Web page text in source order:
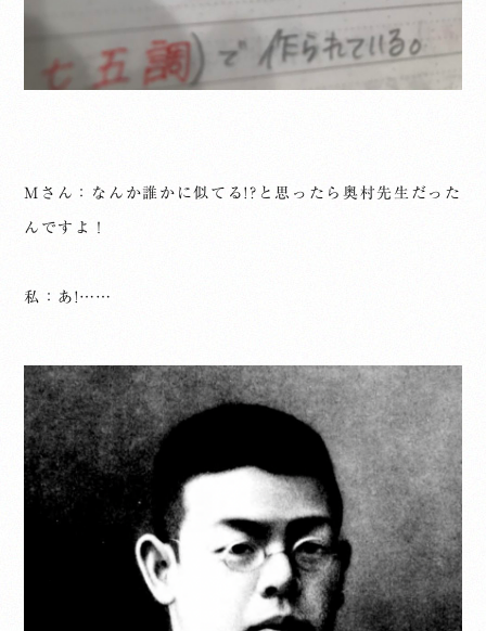
Mさん：なんか誰かに似てる!?と思ったら奥村先生だった
んですよ！
私：あ!……